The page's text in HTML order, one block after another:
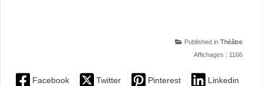
Published in Théâtre
Affichages : 1166
Facebook Twitter Pinterest Linkedin